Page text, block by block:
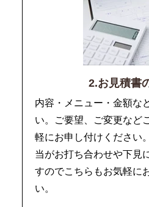
2.お見積書
内容・メニュー・金額な
い。ご要望、ご変更など
軽にお申し付けください
当がお打ち合わせや下見
すのでこちらもお気軽に
い。